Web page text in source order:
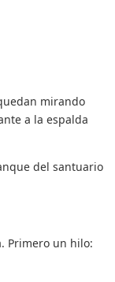
mirando
a la espalda
del santuario
Primero un hilo: